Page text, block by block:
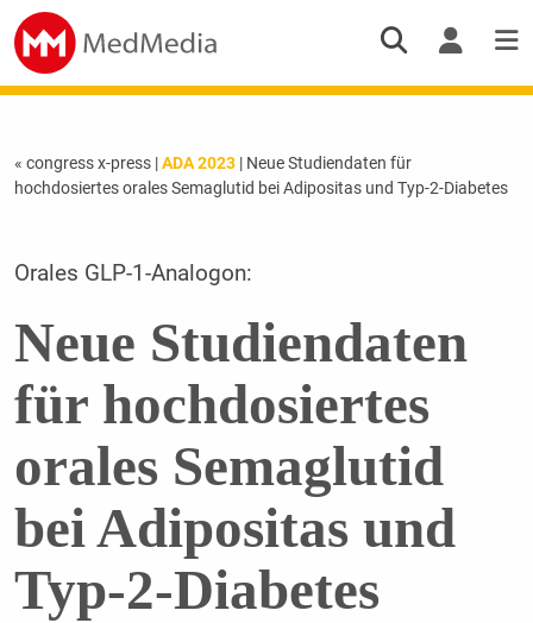
« congress x-press |ADA 2023| Neue Studiendaten für
hochdosiertes orales Semaglutid bei Adipositas und Typ-2-Diabetes
Orales GLP-1-Analogon:
Neue Studiendaten
für hochdosiertes
orales Semaglutid
bei Adipositas und
Typ-2-Diabetes